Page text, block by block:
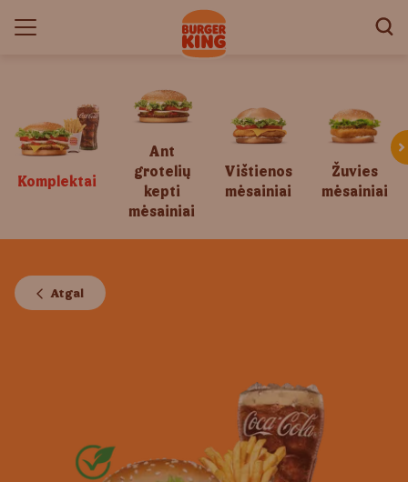
Komplektai
Ant
grotelių
kepti
mėsainiai
Vištienos
mėsainiai
Žuvies
mėsainiai
Atgal